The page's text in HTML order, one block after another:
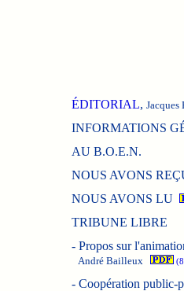
ÉDITORIAL, Jacques
INFORMATIONS
AU B.O.E.N.
NOUS AVONS
NOUS AVONS LU
TRIBUNE LIBRE
- Propos sur
André Bailleux
- Coopération public-